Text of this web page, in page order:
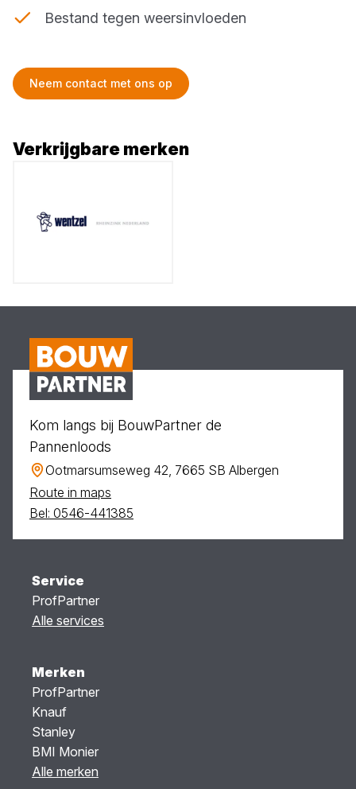
Bestand tegen weersinvloeden
Neem contact met ons op
Verkrijgbare merken
Kom langs bij BouwPartner de
Pannenloods
Ootmarsumseweg 42, 7665 SB Albergen
Route in maps
Bel: 0546-441385
Service
ProfPartner
Alle services
Merken
ProfPartner
Knauf
Stanley
BMI Monier
Alle merken